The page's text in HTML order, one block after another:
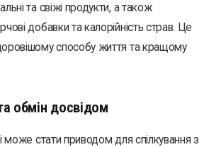
та свіжі продукти, а також
добавки та калорійність страв. Це
способу життя та кращому
обмін досвідом
може стати приводом для спілкування з